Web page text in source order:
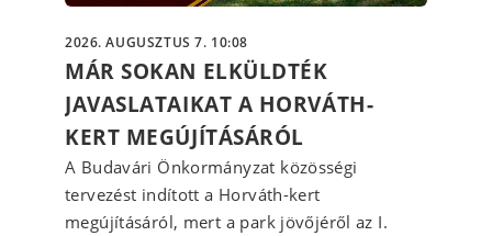
2026. AUGUSZTUS 7. 10:08
MÁR SOKAN ELKÜLDTÉK
JAVASLATAIKAT A HORVÁTH-
KERT MEGÚJÍTÁSÁRÓL
A Budavári Önkormányzat közösségi
tervezést indított a Horváth-kert
megújításáról, mert a park jövőjéről az I.